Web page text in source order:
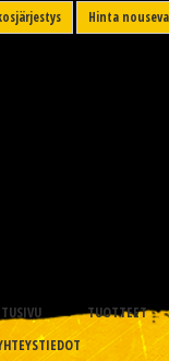
Hinta nouseva
TUOTTEET